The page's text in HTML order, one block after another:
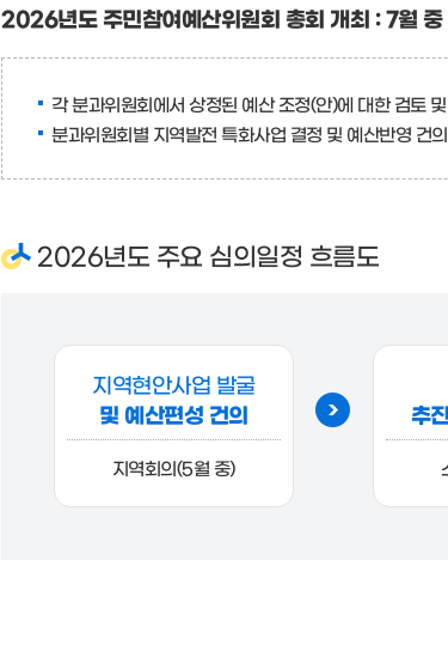
2026년도 주민참여예산위원회 총회 개최 : 7월 중
각 분과위원회에서 상정된 예산 조정(안)에 대한 검토
분과위원회별 지역발전 특화사업 결정 및 예산반영 건의
2026년도 주요 심의일정 흐름도
지역현안사업 발굴
및 예산편성 건의
지역회의(5월 중)
추